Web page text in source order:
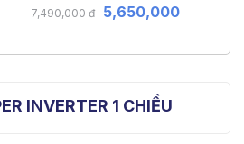
7,490,000 đ 5,650,000
INVERTER 1 CHIỀU